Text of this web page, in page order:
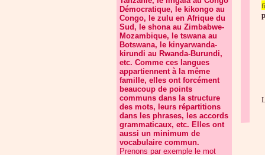
Démocratique, le kikongo au
Congo, le zulu en Afrique du
Sud, le shona au Zimbabwe-
Mozambique, le tswana au
Botswana, le kinyarwanda-
kirundi au Rwanda-Burundi,
etc. Comme ces langues
appartiennent à la même
famille, elles ont forcément
beaucoup de points
communs dans la structure
des mots, leurs répartitions
dans les phrases, les accords
grammaticaux, etc. Elles ont
aussi un minimum de
vocabulaire commun.
Prenons par exemple le mot